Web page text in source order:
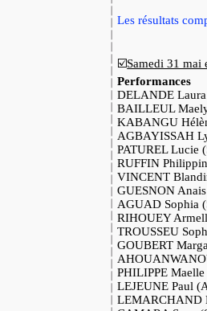
Les résultats
☑️Samedi 31 mai
Performances
DELANDE
BAILLEUL
KABANGU
AGBAYISSAH
PATUREL Lucie
RUFFIN
VINCENT
GUESNON
AGUAD Sophia
RIHOUEY
TROUSSEU
GOUBERT
PHILIPPE
LEJEUNE Paul
LEMARCHAND